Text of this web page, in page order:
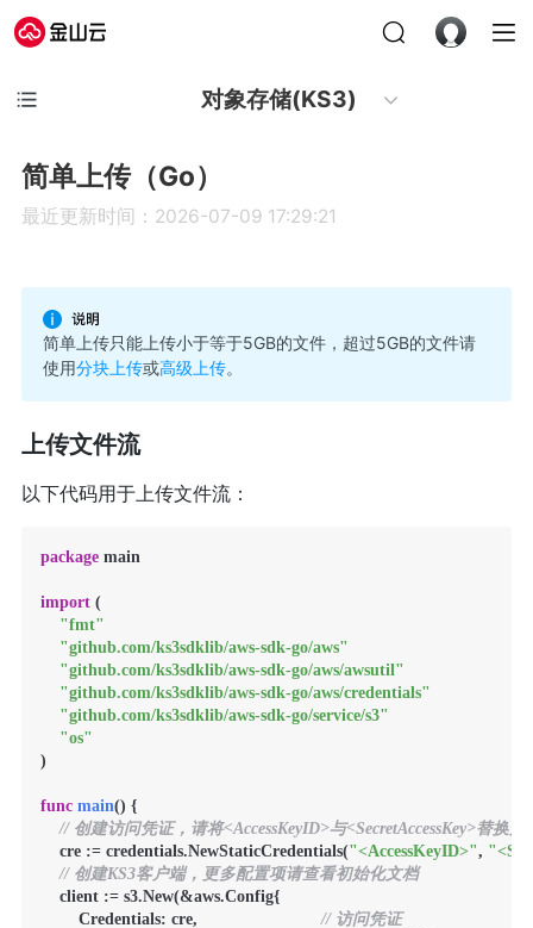
对象存储(KS3)
简单上传（Go）
最近更新时间：2026-07-09 17:29:21
简单上传只能上传小于等于5GB的文件，超过5GB的文件请
使用分块上传或高级上传。
上传文件流
以下代码用于上传文件流：
package main
import (
"fmt"
"github.com/ks3sdklib/aws-sdk-go/aws"
"github.com/ks3sdklib/aws-sdk-go/aws/awsutil"
"github.com/ks3sdklib/aws-sdk-go/aws/credentials"
"github.com/ks3sdklib/aws-sdk-go/service/s3"
"os"
)
func main() {
// 创建访问凭证，请将<AccessKeyID>与<SecretAccessKey>替换为
    cre := credentials.NewStaticCredentials(
"<AccessKeyID>",
// 创建KS3客户端，更多配置项请查看初始化文档
    client := s3.New(&aws.Config{
        Credentials: cre,
// 访问凭证